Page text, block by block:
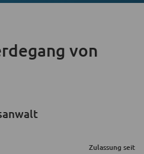
von
Zulassung seit